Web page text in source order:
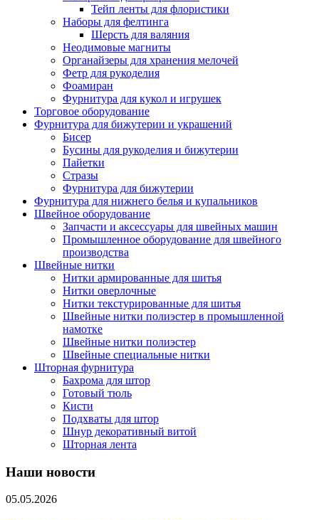
Тейп ленты для флористики
Наборы для фелтинга
Шерсть для валяния
Неодимовые магниты
Органайзеры для хранения мелочей
Фетр для рукоделия
Фоамиран
Фурнитура для кукол и игрушек
Торговое оборудование
Фурнитура для бижутерии и украшений
Бисер
Бусины для рукоделия и бижутерии
Пайетки
Стразы
Фурнитура для бижутерии
Фурнитура для нижнего белья и купальников
Швейное оборудование
Запчасти и аксессуары для швейных машин
Промышленное оборудование для швейного
производства
Швейные нитки
Нитки армированные для шитья
Нитки оверлочные
Нитки текстурированные для шитья
Швейные нитки полиэстер в промышленной
намотке
Швейные нитки полиэстер
Швейные специальные нитки
Шторная фурнитура
Бахрома для штор
Готовый тюль
Кисти
Подхваты для штор
Шнур декоративный витой
Шторная лента
Наши новости
05.05.2026